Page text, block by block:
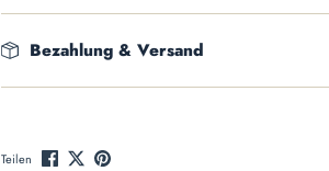
Bezahlung & Versand
Teilen